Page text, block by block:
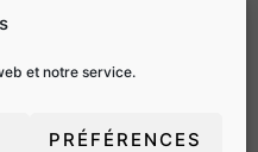
et notre service.
PRÉFÉRENCES